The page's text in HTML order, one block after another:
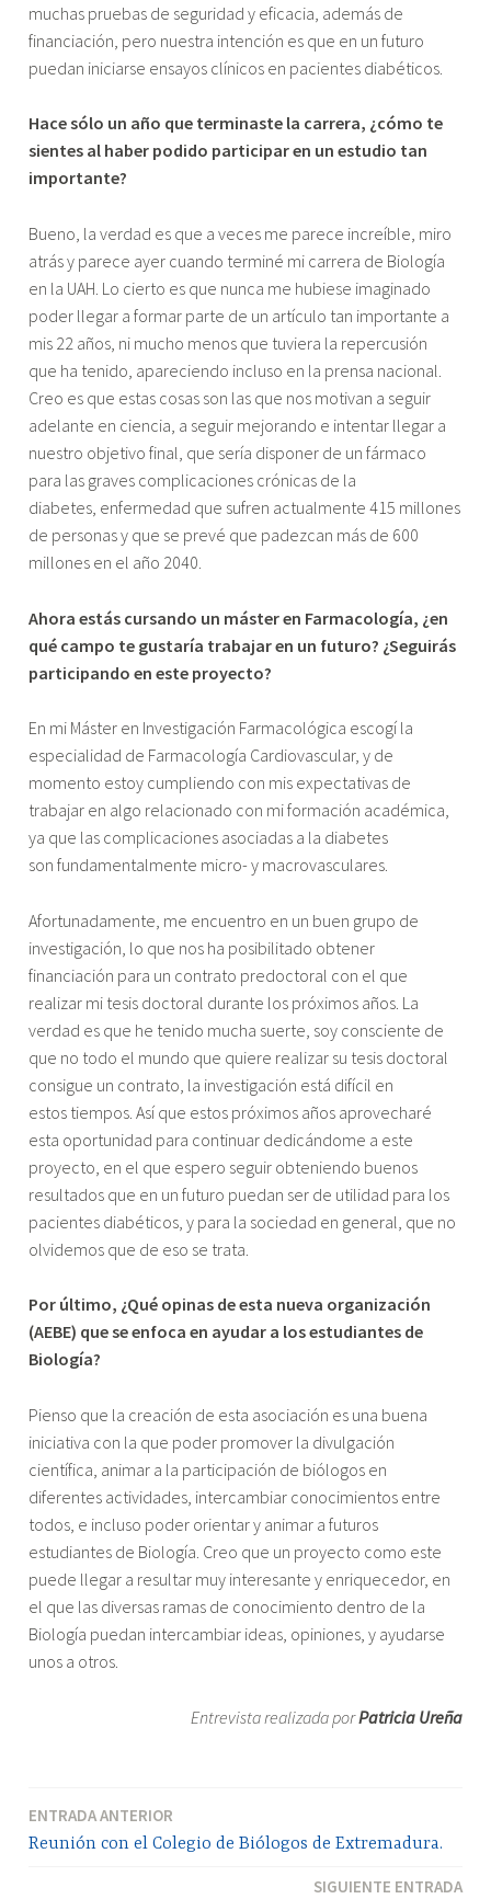
muchas pruebas de seguridad y eficacia, además de
financiación, pero nuestra intención es que en un futuro
puedan iniciarse ensayos clínicos en pacientes diabéticos.
Hace sólo un año que terminaste la carrera, ¿cómo te
sientes al haber podido participar en un estudio tan
importante?
Bueno, la verdad es que a veces me parece increíble, miro
atrás y parece ayer cuando terminé mi carrera de Biología
en la UAH. Lo cierto es que nunca me hubiese imaginado
poder llegar a formar parte de un artículo tan importante a
mis 22 años, ni mucho menos que tuviera la repercusión
que ha tenido, apareciendo incluso en la prensa nacional.
Creo es que estas cosas son las que nos motivan a seguir
adelante en ciencia, a seguir mejorando e intentar llegar a
nuestro objetivo final, que sería disponer de un fármaco
para las graves complicaciones crónicas de la
diabetes, enfermedad que sufren actualmente 415 millones
de personas y que se prevé que padezcan más de 600
millones en el año 2040.
Ahora estás cursando un máster en Farmacología, ¿en
qué campo te gustaría trabajar en un futuro? ¿Seguirás
participando en este proyecto?
En mi Máster en Investigación Farmacológica escogí la
especialidad de Farmacología Cardiovascular, y de
momento estoy cumpliendo con mis expectativas de
trabajar en algo relacionado con mi formación académica,
ya que las complicaciones asociadas a la diabetes
son fundamentalmente micro- y macrovasculares.
Afortunadamente, me encuentro en un buen grupo de
investigación, lo que nos ha posibilitado obtener
financiación para un contrato predoctoral con el que
realizar mi tesis doctoral durante los próximos años. La
verdad es que he tenido mucha suerte, soy consciente de
que no todo el mundo que quiere realizar su tesis doctoral
consigue un contrato, la investigación está difícil en
estos tiempos. Así que estos próximos años aprovecharé
esta oportunidad para continuar dedicándome a este
proyecto, en el que espero seguir obteniendo buenos
resultados que en un futuro puedan ser de utilidad para los
pacientes diabéticos, y para la sociedad en general, que no
olvidemos que de eso se trata.
Por último, ¿Qué opinas de esta nueva organización
(AEBE) que se enfoca en ayudar a los estudiantes de
Biología?
Pienso que la creación de esta asociación es una buena
iniciativa con la que poder promover la divulgación
científica, animar a la participación de biólogos en
diferentes actividades, intercambiar conocimientos entre
todos, e incluso poder orientar y animar a futuros
estudiantes de Biología. Creo que un proyecto como este
puede llegar a resultar muy interesante y enriquecedor, en
el que las diversas ramas de conocimiento dentro de la
Biología puedan intercambiar ideas, opiniones, y ayudarse
unos a otros.
Entrevista realizada porPatricia Ureña
Navegación
ENTRADA ANTERIOR
Reunión con el Colegio de Biólogos de Extremadura.
SIGUIENTE ENTRADA